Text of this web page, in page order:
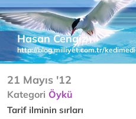
Hasan Cengiz
http://blog.milliyet.com.tr/kedimedi
21 Mayıs '12
Kategori Öykü
Tarif ilminin sırları